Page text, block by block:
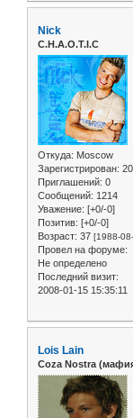
Nick
C.H.A.O.T.I.C
Откуда: Moscow
Зарегистрирован:
Приглашений: 0
Сообщений: 1214
Уважение: [+0/-0]
Позитив: [+0/-0]
Возраст: 37 [1988-
Провел на форуме:
Не определено
Последний визит:
2008-01-15 15:35:11
Lois Lain
Coza Nostra